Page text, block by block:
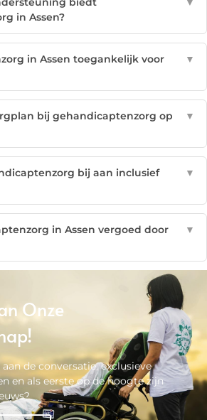
in Assen?
in Assen toegankelijk voor
▼
bij gehandicaptenzorg op
▼
bij aan inclusief
▼
in Assen vergoed door
▼
Onze
de conversatie, exclusieve
en als eerste op de hoogte zijn